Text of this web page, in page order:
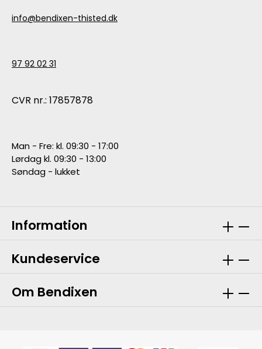
info@bendixen-thisted.dk
97 92 02 31
CVR nr.: 17857878
Man - Fre: kl. 09:30 - 17:00
Lørdag kl. 09:30 - 13:00
Søndag - lukket
Information
Kundeservice
Om Bendixen